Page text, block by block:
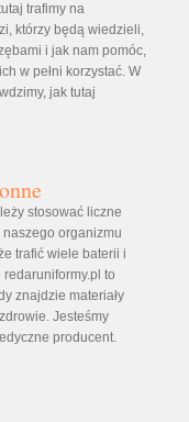
trafimy na
którzy będą wiedzieli,
i jak nam pomóc,
w pełni korzystać. W
jak tutaj
stosować liczne
organizmu
trafić wiele baterii i
to
znajdzie materiały
Jesteśmy
producent.